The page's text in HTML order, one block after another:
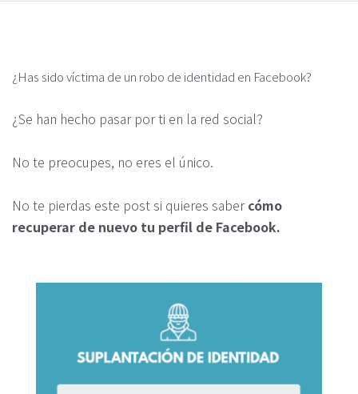
¿Has sido víctima de un robo de identidad en Facebook?
¿Se han hecho pasar por ti en la red social?
No te preocupes, no eres el único.
No te pierdas este post si quieres sabercómo
recuperar de nuevo tu perfil de Facebook.